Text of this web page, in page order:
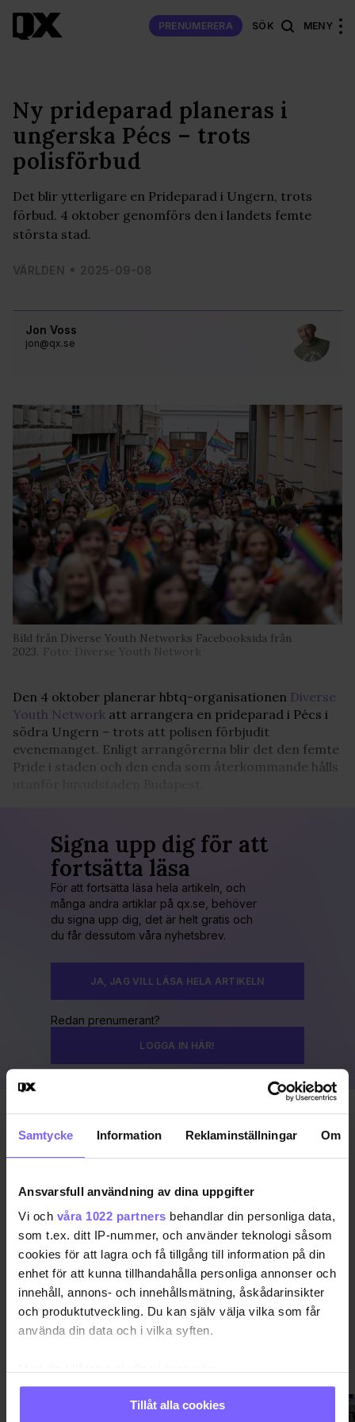
Samtycke Information Reklaminställningar Om
Ansvarsfull användning av dina uppgifter
Vi och våra 1022 partners behandlar din personliga data,
som t.ex. ditt IP-nummer, och använder teknologi såsom
cookies för att lagra och få tillgång till information på din
enhet för att kunna tillhandahålla personliga annonser och
innehåll, annons- och innehållsmätning, åskådarinsikter
och produktutveckling. Du kan själv välja vilka som får
använda din data och i vilka syften.
Samla in information om din geografiska plats
som kan ha en noggrannhet på upp till flera meter
Tillåt alla cookies
PRENUMERERA SÖK MENY
Jon Voss
jon@qx.se
Ny prideparad planeras i
ungerska Pécs – trots
polisförbud
Det blir ytterligare en Prideparad i Ungern, trots
förbud. 4 oktober genomförs den i landets femte
största stad.
VÄRLDEN 2025-09-08
Bild från Diverse Youth Networks Facebooksida från
2023. Foto: Diverse Youth Network
Den 4 oktober planerar hbtq-organisationen Diverse
Youth Network att arrangera en prideparad i Pécs i
södra Ungern – trots att polisen förbjudit
evenemanget. Enligt arrangörerna blir det den femte
Pride i staden och den enda som återkommande hålls
Signa upp dig för att
fortsätta läsa
För att fortsätta läsa hela artikeln, och
många andra artiklar på qx.se, behöver
du signa upp dig, det är helt gratis och
du får dessutom våra nyhetsbrev.
JA, JAG VILL LÄSA HELA ARTIKELN
Redan prenumerant?
LOGGA IN HÄR!
DELA DEN HÄR ARTIKELN